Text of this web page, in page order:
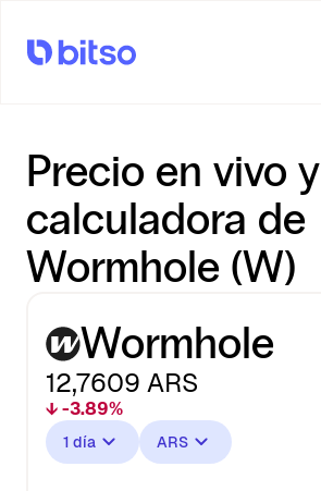
Precio en vivo y
calculadora de
Wormhole (W)
Wormhole
12,7609 ARS
↓ -3.89%
1 día ARS